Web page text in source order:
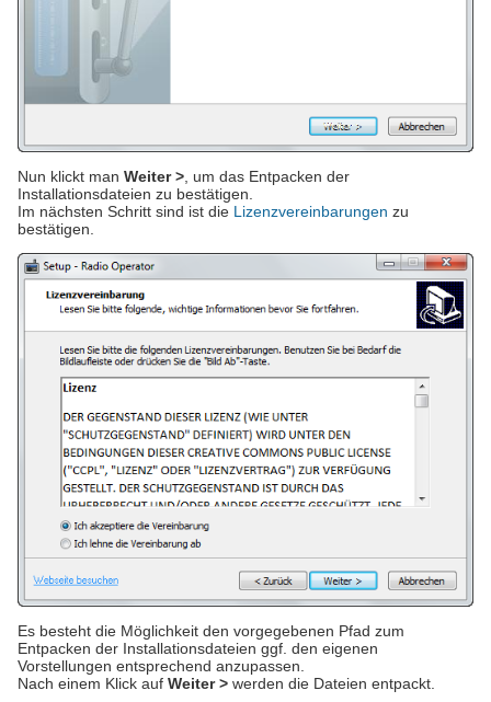
Nun klickt man Weiter >, um das Entpacken der
Installationsdateien zu bestätigen.
Im nächsten Schritt sind ist die Lizenzvereinbarungen zu
bestätigen.
Es besteht die Möglichkeit den vorgegebenen Pfad zum
Entpacken der Installationsdateien ggf. den eigenen
Vorstellungen entsprechend anzupassen.
Nach einem Klick auf Weiter > werden die Dateien entpackt.